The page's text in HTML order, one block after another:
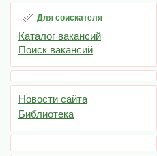
Для соискателя
Каталог вакансий
Поиск вакансий
Новости сайта
Библиотека